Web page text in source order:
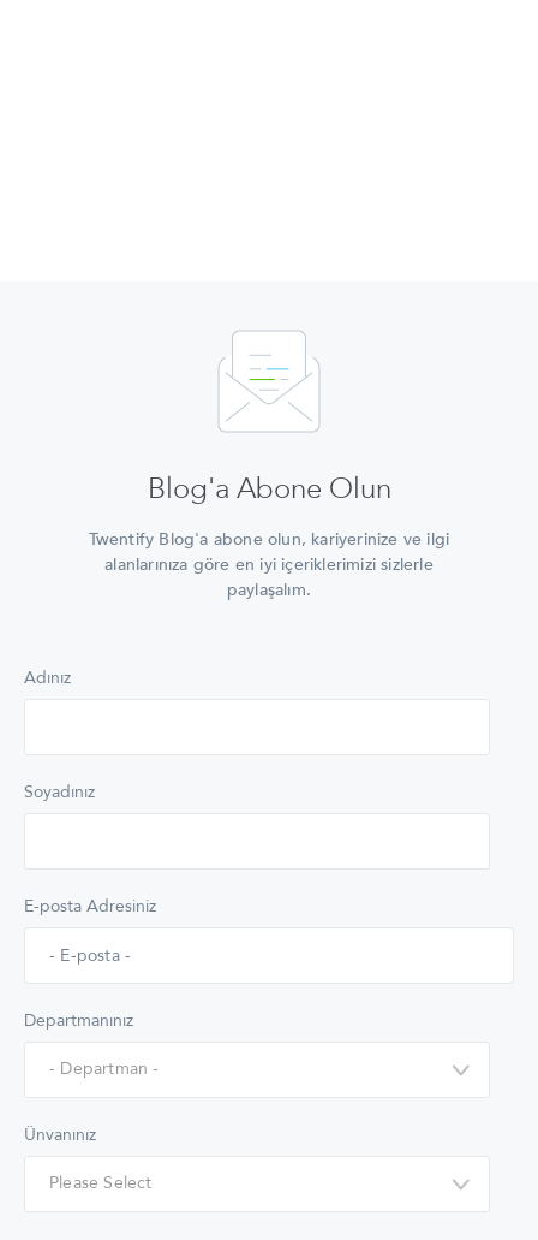
Blog'a Abone Olun
Twentify Blog'a abone olun, kariyerinize ve ilgi
alanlarınıza göre en iyi içeriklerimizi sizlerle
paylaşalım.
Adınız
Soyadınız
E-posta Adresiniz
Departmanınız
Ünvanınız